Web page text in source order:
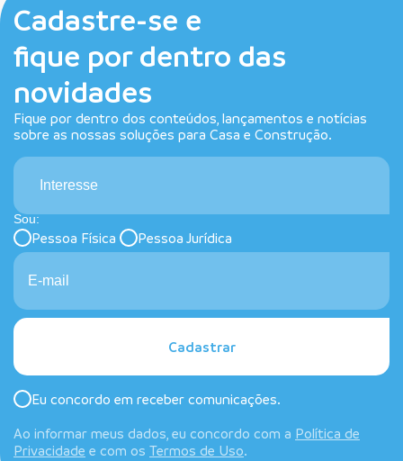
Cadastre-se e
fique por dentro das
novidades
Fique por dentro dos conteúdos, lançamentos e notícias
sobre as nossas soluções para Casa e Construção.
Interesse
Sou:
Pessoa Física Pessoa Jurídica
Cadastrar
Eu concordo em receber comunicações.
Ao informar meus dados, eu concordo com a Política de
Privacidade e com os Termos de Uso.